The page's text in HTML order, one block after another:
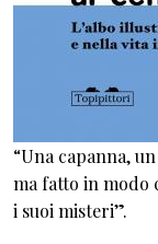
“Una capanna,
ma fatto in modo
i suoi misteri”.